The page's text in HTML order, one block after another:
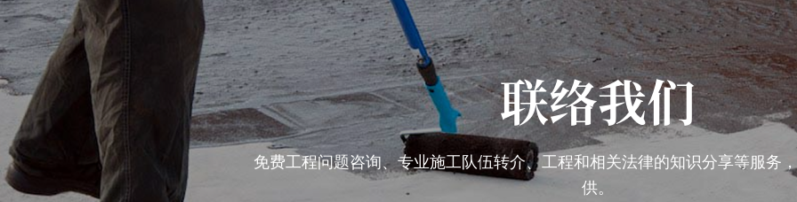
联络我们
免费工程问题咨询、专业施工队伍转介、工程和相关法律的知识分享等服务
供。